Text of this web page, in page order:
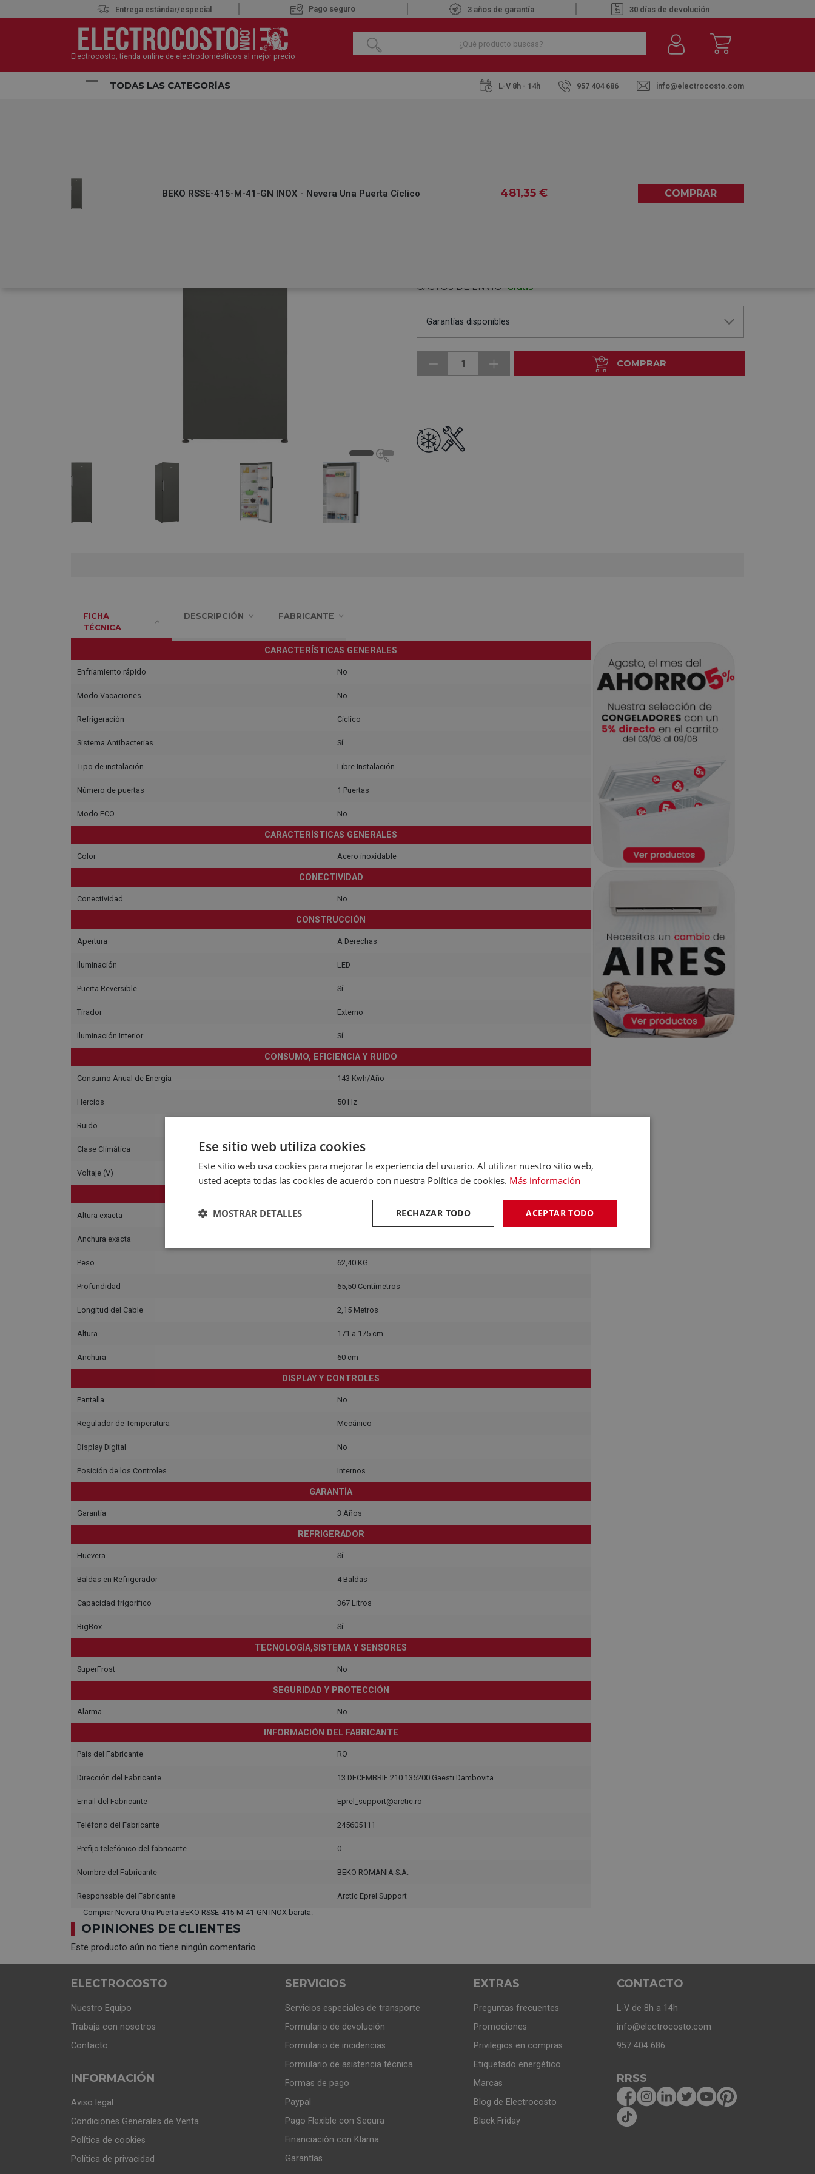
Entrega estándar/especial Pago seguro 3 años de garantía 30 días de devolución
Electrocosto, tienda online de electrodomésticos al mejor precio
TODAS LAS CATEGORÍAS L-V 8h - 14h 957 404 686 info@electrocosto.com
BEKO RSSE-415-M-41-GN INOX - Nevera Una Puerta Cíclico 481,35€ COMPRAR
481
GASTOS DE ENVÍO: Gratis
Garantías disponibles
1 COMPRAR
FICHA
TÉCNICA
DESCRIPCIÓN FABRICANTE
CARACTERÍSTICAS GENERALES
Enfriamiento rápido No
Modo Vacaciones No
Refrigeración Cíclico
Sistema Antibacterias Sí
Tipo de instalación Libre Instalación
Número de puertas 1 Puertas
Modo ECO No
CARACTERÍSTICAS GENERALES
Color Acero inoxidable
CONECTIVIDAD
Conectividad No
CONSTRUCCIÓN
Apertura A Derechas
Iluminación LED
Puerta Reversible Sí
Tirador Externo
Iluminación Interior Sí
CONSUMO, EFICIENCIA Y RUIDO
Consumo Anual de Energía 143 Kwh/Año
Hercios 50 Hz
Ruido
Clase Climática SN-T
Voltaje (V) 230,00 V
Altura exacta 171,40 Centímetros
Anchura exacta
Peso 62,40 KG
Profundidad 65,50 Centímetros
Longitud del Cable 2,15 Metros
Altura 171 a 175 cm
Anchura 60 cm
DISPLAY Y CONTROLES
Pantalla No
Regulador de Temperatura Mecánico
Display Digital No
Posición de los Controles Internos
GARANTÍA
Garantía 3 Años
REFRIGERADOR
Huevera Sí
Baldas en Refrigerador 4 Baldas
Capacidad frigorífico 367 Litros
BigBox Sí
TECNOLOGÍA,SISTEMA Y SENSORES
SuperFrost No
SEGURIDAD Y PROTECCIÓN
Alarma No
INFORMACIÓN DEL FABRICANTE
País del Fabricante RO
Dirección del Fabricante 13 DECEMBRIE 210 135200 Gaesti Dambovita
Email del Fabricante Eprel_support@arctic.ro
Teléfono del Fabricante 245605111
Prefijo telefónico del fabricante 0
Nombre del Fabricante BEKO ROMANIA S.A.
Responsable del Fabricante
Arctic Eprel Support
Comprar Nevera Una Puerta BEKO RSSE-415-M-41-GN INOX barata.
OPINIONES DE CLIENTES
Este producto aún no tiene ningún comentario
ELECTROCOSTO
Nuestro Equipo
Trabaja con nosotros
Contacto
INFORMACIÓN
Aviso legal
Condiciones Generales de Venta
Política de cookies
Política de privacidad
SERVICIOS
Servicios especiales de transporte
Formulario de devolución
Formulario de incidencias
Formulario de asistencia técnica
Formas de pago
Paypal
Pago Flexible con Sequra
Financiación con Klarna
Garantías
EXTRAS
Preguntas frecuentes
Promociones
Privilegios en compras
Etiquetado energético
Marcas
Blog de Electrocosto
Black Friday
CONTACTO
L-V de 8h a 14h
info@electrocosto.com
957 404 686
RRSS
Ese sitio web utiliza cookies
Este sitio web usa cookies para mejorar la experiencia del usuario. Al utilizar nuestro sitio web,
usted acepta todas las cookies de acuerdo con nuestra Política de cookies. Más información
ACEPTAR TODO
RECHAZAR TODO
MOSTRAR DETALLES